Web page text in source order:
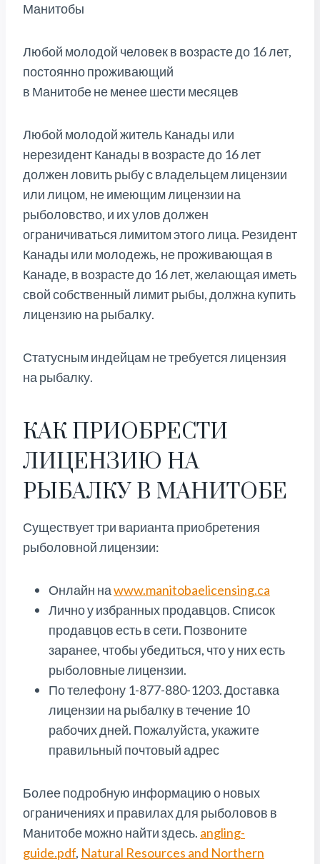
Манитобы
Любой молодой человек в возрасте до 16 лет,
постоянно проживающий
в Манитобе не менее шести месяцев
Любой молодой житель Канады или
нерезидент Канады в возрасте до 16 лет
должен ловить рыбу с владельцем лицензии
или лицом, не имеющим лицензии на
рыболовство, и их улов должен
ограничиваться лимитом этого лица. Резидент
Канады или молодежь, не проживающая в
Канаде, в возрасте до 16 лет, желающая иметь
свой собственный лимит рыбы, должна купить
лицензию на рыбалку.
Статусным индейцам не требуется лицензия
на рыбалку.
КАК ПРИОБРЕСТИ
ЛИЦЕНЗИЮ НА
РЫБАЛКУ В МАНИТОБЕ
Существует три варианта приобретения
рыболовной лицензии:
Онлайн наwww.manitobaelicensing.ca
Лично у избранных продавцов. Список
продавцов есть в сети. Позвоните
заранее, чтобы убедиться, что у них есть
рыболовные лицензии.
По телефону 1-877-880-1203. Доставка
лицензии на рыбалку в течение 10
рабочих дней. Пожалуйста, укажите
правильный почтовый адрес
Более подробную информацию о новых
ограничениях и правилах для рыболовов в
Манитобе можно найти здесь. angling-
guide.pdf, Natural Resources and Northern